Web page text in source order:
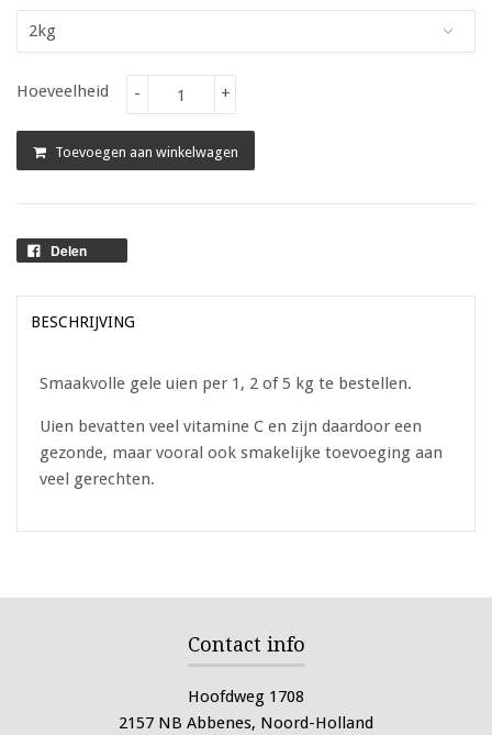
Hoeveelheid +
-
Toevoegen aan winkelwagen
Delen
BESCHRIJVING
Smaakvolle gele uien per 1, 2 of 5 kg te bestellen.
Uien bevatten veel vitamine C en zijn daardoor een
gezonde, maar vooral ook smakelijke toevoeging aan
veel gerechten.
Contact info
Hoofdweg 1708
2157 NB Abbenes, Noord-Holland